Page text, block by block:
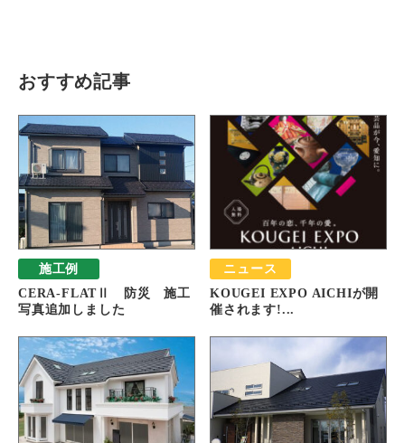
お問い合わせ プライバシーポリシー サイトマップ
おすすめ記事
施工例
CERA-FLATⅡ 防災 施工
写真追加しました
ニュース
KOUGEI EXPO AICHIが開
催されます!...